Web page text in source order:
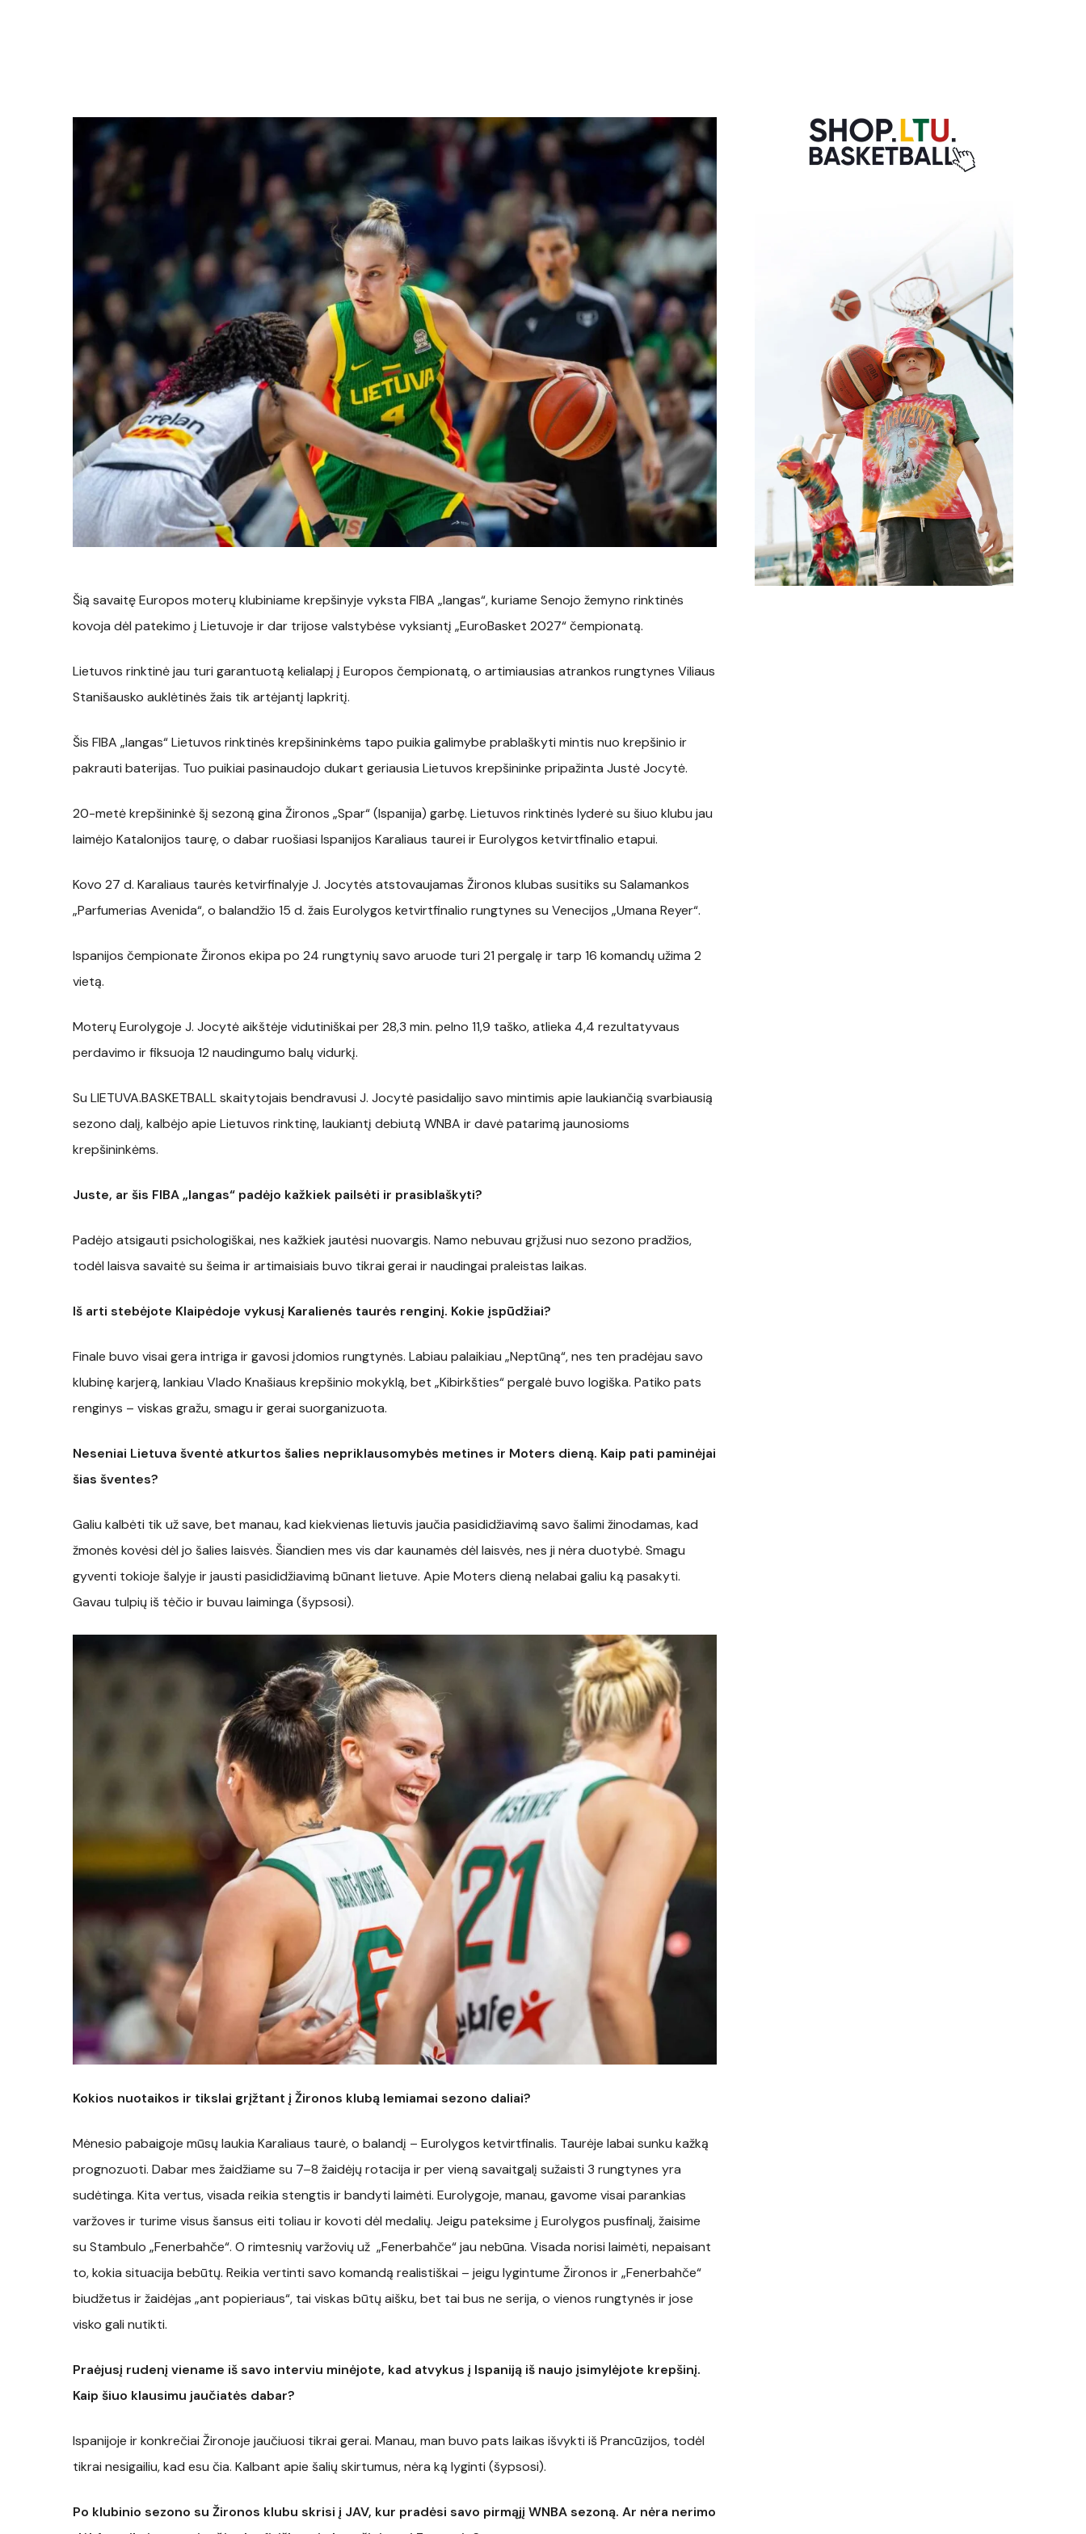
Šią savaitę Europos moterų klubiniame krepšinyje vyksta FIBA „langas“, kuriame Senojo žemyno rinktinės
kovoja dėl patekimo į Lietuvoje ir dar trijose valstybėse vyksiantį „EuroBasket 2027“ čempionatą.
Lietuvos rinktinė jau turi garantuotą kelialapį į Europos čempionatą, o artimiausias atrankos rungtynes Viliaus
Stanišausko auklėtinės žais tik artėjantį lapkritį.
Šis FIBA „langas“ Lietuvos rinktinės krepšininkėms tapo puikia galimybe prablaškyti mintis nuo krepšinio ir
pakrauti baterijas. Tuo puikiai pasinaudojo dukart geriausia Lietuvos krepšininke pripažinta Justė Jocytė.
20-metė krepšininkė šį sezoną gina Žironos „Spar“ (Ispanija) garbę. Lietuvos rinktinės lyderė su šiuo klubu jau
laimėjo Katalonijos taurę, o dabar ruošiasi Ispanijos Karaliaus taurei ir Eurolygos ketvirtfinalio etapui.
Kovo 27 d. Karaliaus taurės ketvirfinalyje J. Jocytės atstovaujamas Žironos klubas susitiks su Salamankos
„Parfumerias Avenida“, o balandžio 15 d. žais Eurolygos ketvirtfinalio rungtynes su Venecijos „Umana Reyer“.
Ispanijos čempionate Žironos ekipa po 24 rungtynių savo aruode turi 21 pergalę ir tarp 16 komandų užima 2
vietą.
Moterų Eurolygoje J. Jocytė aikštėje vidutiniškai per 28,3 min. pelno 11,9 taško, atlieka 4,4 rezultatyvaus
perdavimo ir fiksuoja 12 naudingumo balų vidurkį.
Su LIETUVA.BASKETBALL skaitytojais bendravusi J. Jocytė pasidalijo savo mintimis apie laukiančią svarbiausią
sezono dalį, kalbėjo apie Lietuvos rinktinę, laukiantį debiutą WNBA ir davė patarimą jaunosioms
krepšininkėms.
Juste, ar šis FIBA „langas“ padėjo kažkiek pailsėti ir prasiblaškyti?
Padėjo atsigauti psichologiškai, nes kažkiek jautėsi nuovargis. Namo nebuvau grįžusi nuo sezono pradžios,
todėl laisva savaitė su šeima ir artimaisiais buvo tikrai gerai ir naudingai praleistas laikas.
Iš arti stebėjote Klaipėdoje vykusį Karalienės taurės renginį. Kokie įspūdžiai?
Finale buvo visai gera intriga ir gavosi įdomios rungtynės. Labiau palaikiau „Neptūną“, nes ten pradėjau savo
klubinę karjerą, lankiau Vlado Knašiaus krepšinio mokyklą, bet „Kibirkšties“ pergalė buvo logiška. Patiko pats
renginys – viskas gražu, smagu ir gerai suorganizuota.
Neseniai Lietuva šventė atkurtos šalies nepriklausomybės metines ir Moters dieną. Kaip pati paminėjai
šias šventes?
Galiu kalbėti tik už save, bet manau, kad kiekvienas lietuvis jaučia pasididžiavimą savo šalimi žinodamas, kad
žmonės kovėsi dėl jo šalies laisvės. Šiandien mes vis dar kaunamės dėl laisvės, nes ji nėra duotybė. Smagu
gyventi tokioje šalyje ir jausti pasididžiavimą būnant lietuve. Apie Moters dieną nelabai galiu ką pasakyti.
Gavau tulpių iš tėčio ir buvau laiminga (šypsosi).
Kokios nuotaikos ir tikslai grįžtant į Žironos klubą lemiamai sezono daliai?
Mėnesio pabaigoje mūsų laukia Karaliaus taurė, o balandį – Eurolygos ketvirtfinalis. Taurėje labai sunku kažką
prognozuoti. Dabar mes žaidžiame su 7–8 žaidėjų rotacija ir per vieną savaitgalį sužaisti 3 rungtynes yra
sudėtinga. Kita vertus, visada reikia stengtis ir bandyti laimėti. Eurolygoje, manau, gavome visai parankias
varžoves ir turime visus šansus eiti toliau ir kovoti dėl medalių. Jeigu pateksime į Eurolygos pusfinalį, žaisime
su Stambulo „Fenerbahče“. O rimtesnių varžovių už „Fenerbahče“ jau nebūna. Visada norisi laimėti, nepaisant
to, kokia situacija bebūtų. Reikia vertinti savo komandą realistiškai – jeigu lygintume Žironos ir „Fenerbahče“
biudžetus ir žaidėjas „ant popieriaus“, tai viskas būtų aišku, bet tai bus ne serija, o vienos rungtynės ir jose
visko gali nutikti.
Praėjusį rudenį viename iš savo interviu minėjote, kad atvykus į Ispaniją iš naujo įsimylėjote krepšinį.
Kaip šiuo klausimu jaučiatės dabar?
Ispanijoje ir konkrečiai Žironoje jaučiuosi tikrai gerai. Manau, man buvo pats laikas išvykti iš Prancūzijos, todėl
tikrai nesigailiu, kad esu čia. Kalbant apie šalių skirtumus, nėra ką lyginti (šypsosi).
Po klubinio sezono su Žironos klubu skrisi į JAV, kur pradėsi savo pirmąjį WNBA sezoną. Ar nėra nerimo